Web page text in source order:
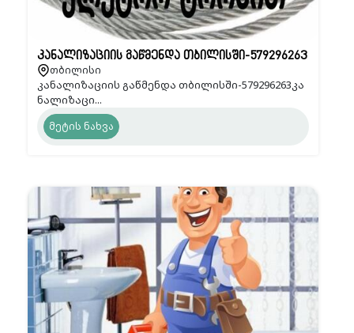
კანალიზაციის გაწმენდა თბილისში-579296263
თბილისი
კანალიზაციის გაწმენდა თბილისში-579296263კა
ნალიზაცი...
მეტის ნახვა